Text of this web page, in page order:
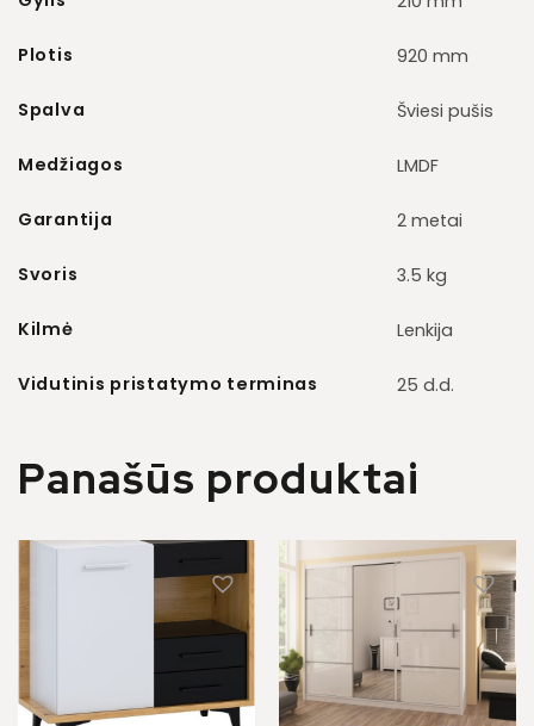
Plotis 920 mm
Spalva Šviesi pušis
Medžiagos LMDF
Garantija 2 metai
Svoris 3.5 kg
Kilmė Lenkija
Vidutinis pristatymo terminas 25 d.d.
Panašūs produktai